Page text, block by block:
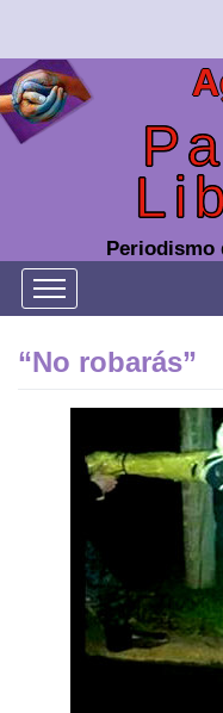
contenido
Periodismo
“No robarás”